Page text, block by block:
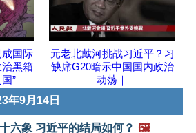
国际
黑箱
”
元老北戴河挑战习近平？习
缺席G20暗示中国国内政治
动荡｜
年9月14日
六象 习近平的结局如何？ 🖼️